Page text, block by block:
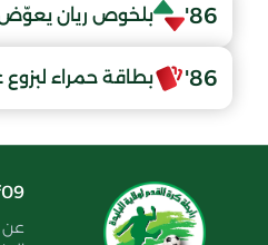
86' بلخوص ريان يعوّض
86' بطاقة حمراء لبزوع
عن